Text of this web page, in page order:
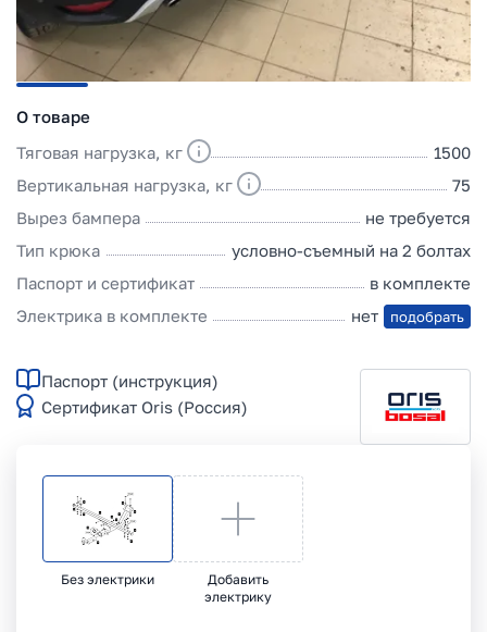
О товаре
Тяговая нагрузка, кг
1500
Вертикальная нагрузка, кг
75
Вырез бампера
не требуется
Тип крюка
условно-съемный на 2 болтах
Паспорт и сертификат
в комплекте
Электрика в комплекте
нет подобрать
Паспорт (инструкция)
Сертификат Oris (Россия)
Без электрики
Добавить
электрику